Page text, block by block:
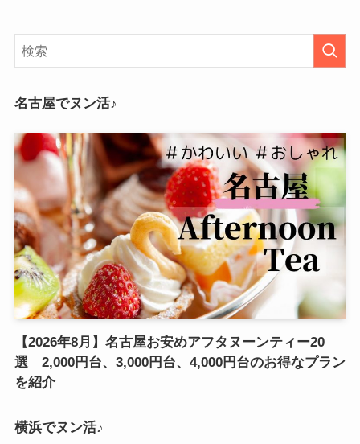
名古屋でヌン活♪
【2026年8月】名古屋お安めアフタヌーンティー20
選 2,000円台、3,000円台、4,000円台のお得なプラン
を紹介
横浜でヌン活♪